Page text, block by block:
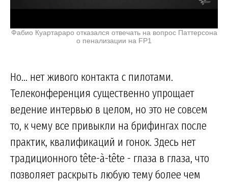
Фабио Куартараро отказался отвечать на вопрос Паттерсона
о пенализации на FP1
Но... нет живого контакта с пилотами.
Телеконференция существенно упрощает
ведение интервью в целом, но это не совсем
то, к чему все привыкли на брифингах после
практик, квалификаций и гонок. Здесь нет
традиционного tête-à-tête - глаза в глаза, что
позволяет раскрыть любую тему более чем